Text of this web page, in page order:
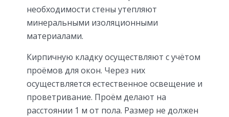
необходимости стены утепляют
минеральными изоляционными
материалами.
Кирпичную кладку осуществляют с учётом
проёмов для окон. Через них
осуществляется естественное освещение и
проветривание. Проём делают на
расстоянии 1 м от пола. Размер не должен